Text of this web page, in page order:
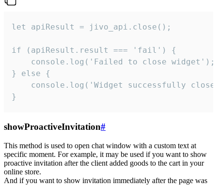
let apiResult = jivo_api.close();
if (apiResult.result === 'fail') {
    console.log('Failed to close widget');
} else {
console.log('Widget successfully
}
showProactiveInvitation#
This method is used to open chat window with a custom text at
specific moment. For example, it may be used if you want to show
proactive invitation after the client added goods to the cart in your
online store.
And if you want to show invitation immediately after the page was